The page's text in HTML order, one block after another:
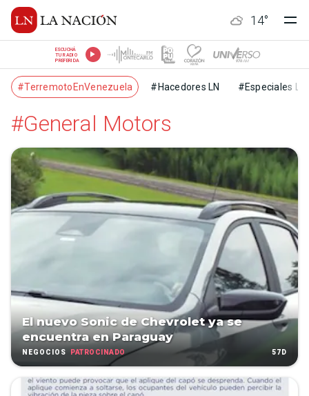
14°
ESCUCHÁ
TU RADIO
PREFERIDA
#TerremotoEnVenezuela #Hacedores LN #Especiales LN
#General Motors
El nuevo Sonic de Chevrolet ya se
encuentra en Paraguay
NEGOCIOS PATROCINADO 57D